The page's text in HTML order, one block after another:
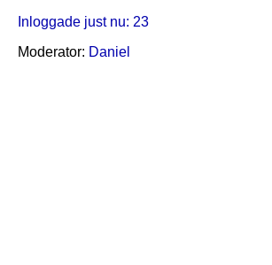
Inloggade just nu: 23
Moderator: Daniel